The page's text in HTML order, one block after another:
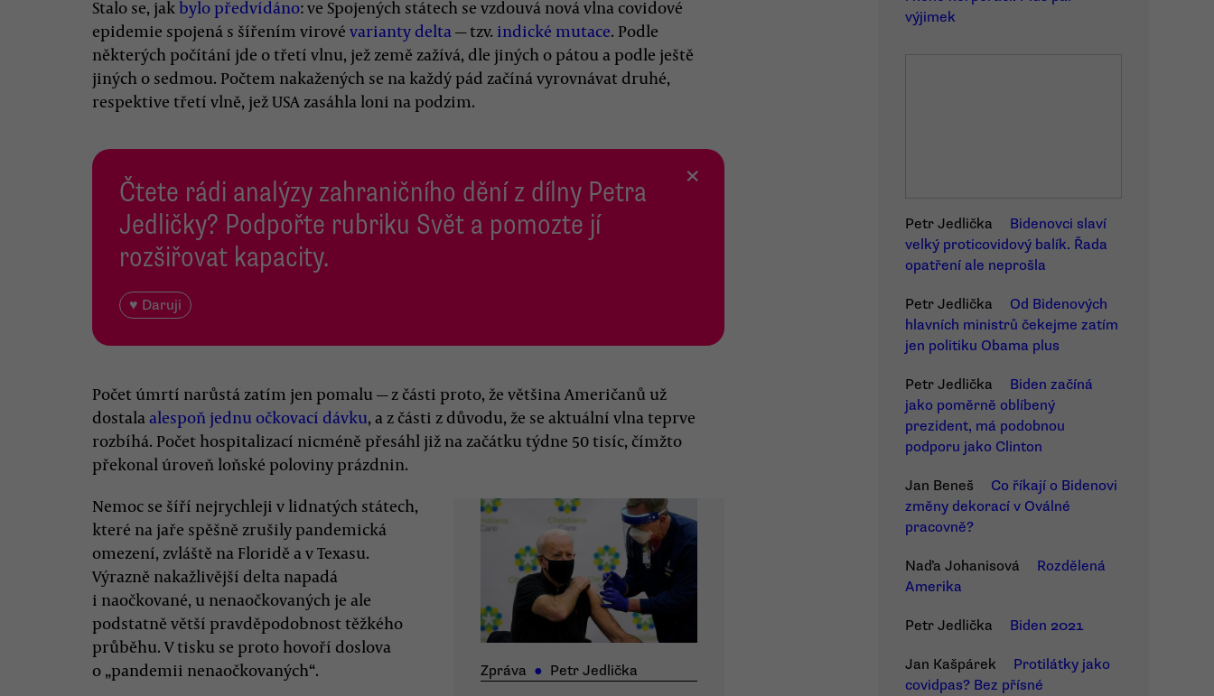
Stalo se, jakbylo předvídáno: ve Spojených státech se vzdouvá nová vlna covidové
epidemie spojená s šířením virové varianty delta— tzv. indické mutace. Podle
některých počítání jde o třetí vlnu, jež země zažívá, dle jiných o pátou a podle ještě
jiných o sedmou. Počtem nakažených se na každý pád začíná vyrovnávat druhé,
respektive třetí vlně, jež USA zasáhla loni na podzim.
Čtete rádi analýzy zahraničního dění z dílny Petra
Jedličky? Podpořte rubriku Svět a pomozte jí
rozšiřovat kapacity.
♥ Daruji
×
Počet úmrtí narůstá zatím jen pomalu — z části proto, že většina Američanů už
dostalaalespoň jednu očkovací dávku, a z části z důvodu, že se aktuální vlna teprve
rozbíhá. Počet hospitalizací nicméně přesáhl již na začátku týdne 50 tisíc, čímžto
překonal úroveň loňské poloviny prázdnin.
Zpráva ● Petr Jedlička
Nemoc se šíří nejrychleji v lidnatých státech,
které na jaře spěšně zrušily pandemická
omezení, zvláště na Floridě a v Texasu.
Výrazně nakažlivější delta napadá
i naočkované, u nenaočkovaných je ale
podstatně větší pravděpodobnost těžkého
průběhu. V tisku se proto hovoří doslova
o „pandemii nenaočkovaných“.
výjimek
Petr Jedlička
Bidenovci slaví
velký proticovidový balík. Řada
opatření ale neprošla
Petr Jedlička
Od Bidenových
hlavních ministrů čekejme zatím
jen politiku Obama plus
Petr Jedlička
Biden začíná
jako poměrně oblíbený
prezident, má podobnou
podporu jako Clinton
Jan Beneš
Co říkají o Bidenovi
změny dekorací v Oválné
pracovně?
Naďa Johanisová
Rozdělená
Amerika
Petr Jedlička Biden 2021
Jan Kašpárek
Protilátky jako
covidpas? Bez přísné